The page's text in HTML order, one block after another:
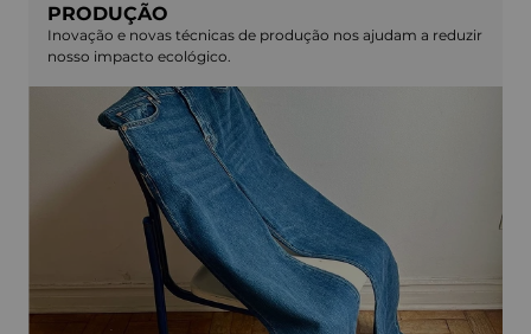
PRODUÇÃO
Inovação e novas técnicas de produção nos ajudam a reduzir
nosso impacto ecológico.